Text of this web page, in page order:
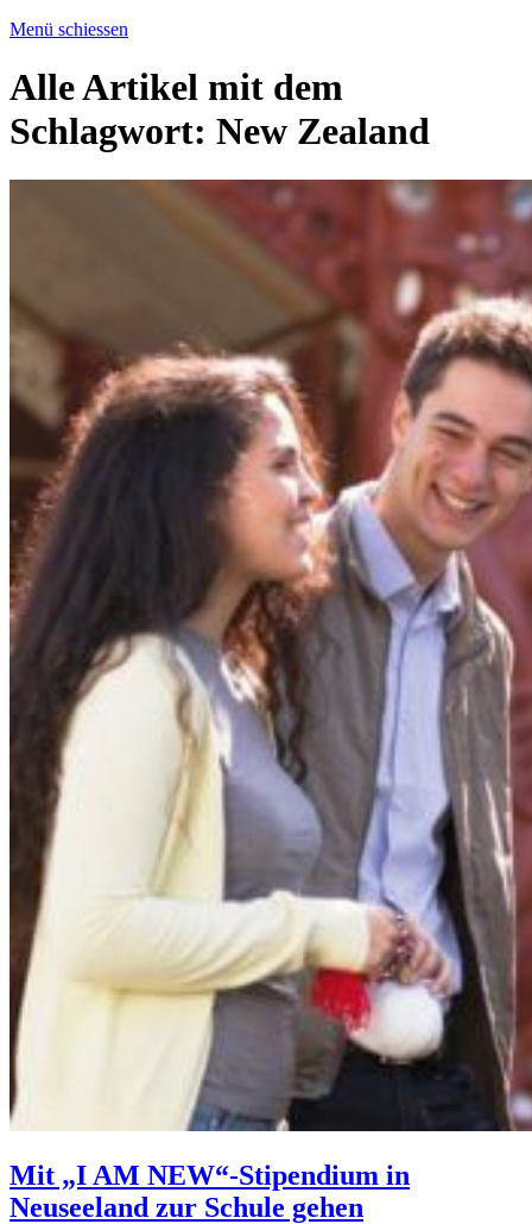
Menü schiessen
Alle Artikel mit dem
Schlagwort: New Zealand
Mit „I AM NEW“-Stipendium in
Neuseeland zur Schule gehen